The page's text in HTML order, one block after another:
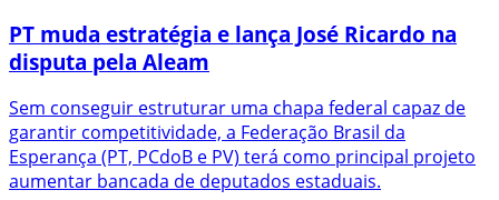
PT muda estratégia e lança José Ricardo na
disputa pela Aleam
Sem conseguir estruturar uma chapa federal capaz de
garantir competitividade, a Federação Brasil da
Esperança (PT, PCdoB e PV) terá como principal projeto
aumentar bancada de deputados estaduais.